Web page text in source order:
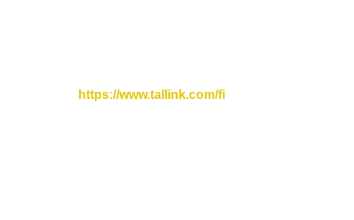
https://www.tallink.com/fi.